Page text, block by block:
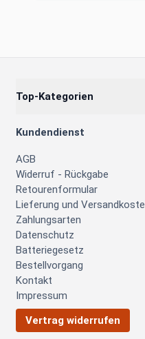
Top-Kategorien
Kundendienst
AGB
Widerruf - Rückgabe
Retourenformular
Lieferung und
Zahlungsarten
Datenschutz
Batteriegesetz
Bestellvorgang
Kontakt
Impressum
Vertrag widerrufen